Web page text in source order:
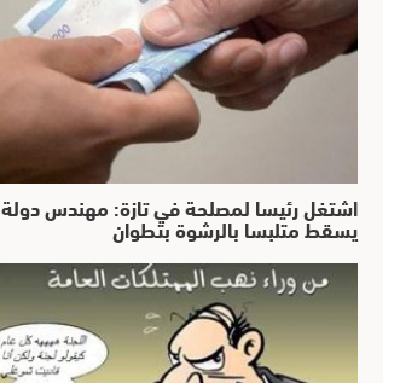
اشتغل رئيسا لمصلحة في تازة: مهندس دولة
يسقط متلبسا بالرشوة بتطوان